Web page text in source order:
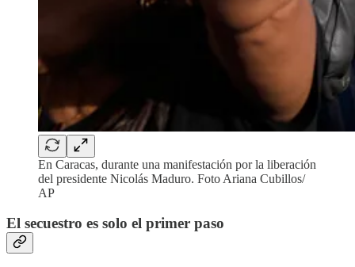
En Caracas, durante una manifestación por la liberación
del presidente Nicolás Maduro. Foto Ariana Cubillos/
AP
El secuestro es solo el primer paso